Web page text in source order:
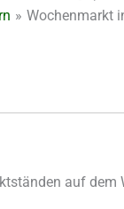
Wochenmarkt
auf dem